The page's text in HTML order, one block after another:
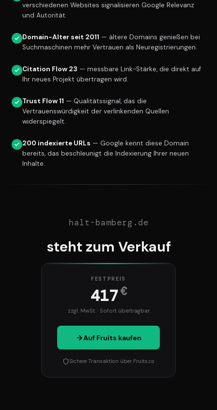
verschiedenen Websites signalisieren Google Relevanz
und Autorität.
Domain-Alter seit 2011 — ältere Domains genießen bei
Suchmaschinen mehr Vertrauen als Neuregistrierungen.
Citation Flow 23 — messbare Link-Stärke, die direkt auf
Ihr neues Projekt übertragen wird.
Trust Flow 11 — Qualitätssignal, das die
Vertrauenswürdigkeit der verlinkenden Quellen
widerspiegelt.
200 indexierte URLs — Google kennt diese Domain
bereits, das beschleunigt die Indexierung Ihrer neuen
Inhalte.
halt-bamberg.de
steht zum Verkauf
FESTPREIS
417€
zzgl. MwSt. · Sofort übertragbar
Auf Fruits kaufen
Sichere Transaktion über Fruits.co